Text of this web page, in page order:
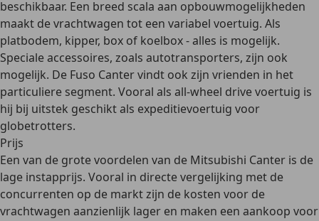
beschikbaar. Een breed scala aan opbouwmogelijkheden
maakt de vrachtwagen tot een variabel voertuig. Als
platbodem, kipper, box of koelbox- alles is mogelijk.
Speciale accessoires, zoals autotransporters, zijn ook
mogelijk. De Fuso Canter vindt ook zijn vrienden in het
particuliere segment. Vooral als all-wheel drive voertuig is
hij bij uitstek geschikt als expeditievoertuig voor
globetrotters.
Prijs
Een van de grote voordelen van de Mitsubishi Canter is de
lage instapprijs. Vooral in directe vergelijking met de
concurrenten op de markt zijn de kosten voor de
vrachtwagen aanzienlijk lager en maken een aankoop voor